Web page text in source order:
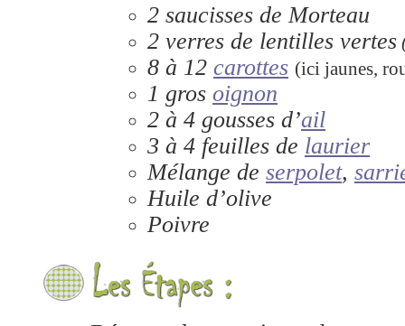
2 saucisses de Morteau
2 verres de lentilles vertes
8 à 12 carottes (ici jaunes,
1 gros oignon
2 à 4 gousses d’ail
3 à 4 feuilles de laurier
Mélange de serpolet,
Huile d’olive
Poivre